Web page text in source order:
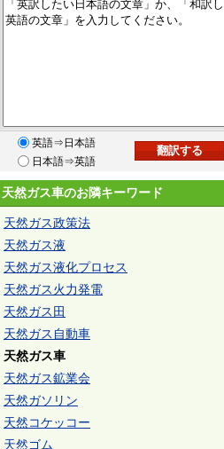
英語⇒日本語
日本語⇒英語
天然ガス車のお隣キーワード
天然ガス政策法
天然ガス液
天然ガス液化プロセス
天然ガス火力発電
天然ガス田
天然ガス自動車
天然ガス車
天然ガス鉱業会
天然ガソリン
天然コケッコー
天然ゴム